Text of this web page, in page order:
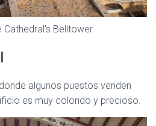
Belltower
algunos puestos venden
es muy colorido y precioso.